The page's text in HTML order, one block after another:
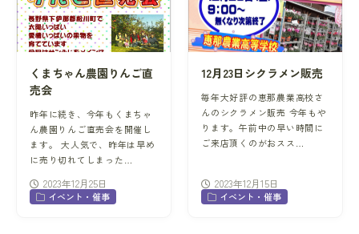
くまちゃん農園りんご直
売会
昨年に続き、今年もくまちゃ
ん農園りんご直売会を開催し
ます。 大人気で、昨年は早め
に売り切れてしまった…
2023年12月25日
イベント・催事
12月23日シクラメン販売
毎年大好評の恵那農業高校さ
んのシクラメン販売 今年もや
ります。午前中の早い時間に
ご来店頂くのがおスス…
2023年12月15日
イベント・催事